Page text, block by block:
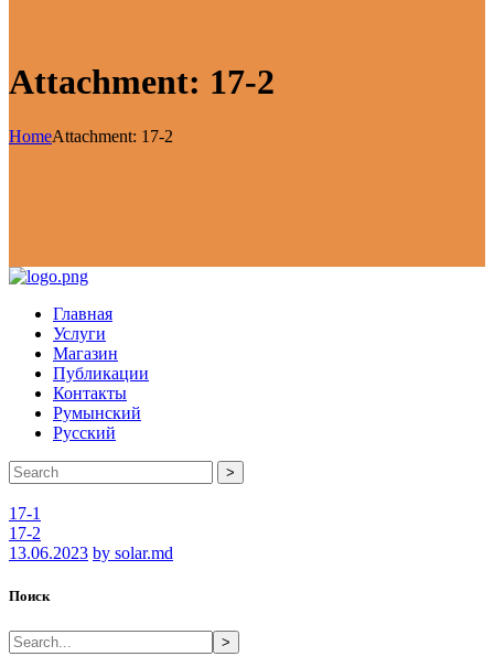
Attachment: 17-2
HomeAttachment: 17-2
Главная
Услуги
Магазин
Публикации
Контакты
Румынский
Русский
>
17-1
17-2
13.06.2023 by solar.md
Поиск
>